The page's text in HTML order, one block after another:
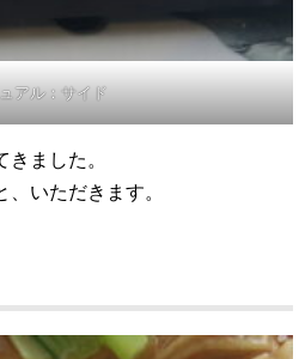
アル：サイド
ました。
いただきます。